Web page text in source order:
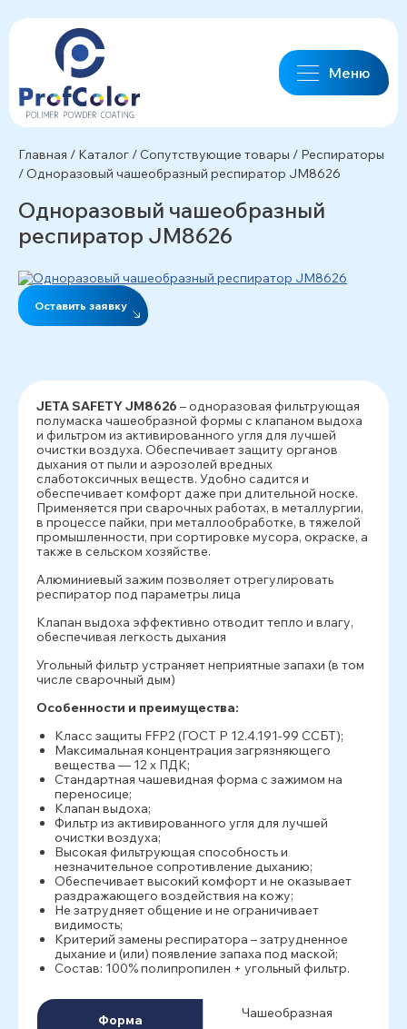
Меню
Главная / Каталог / Сопутствующие товары / Респираторы
/ Одноразовый чашеобразный респиратор JM8626
Одноразовый чашеобразный
респиратор JM8626
Оставить заявку
JETA SAFETY JM8626 – одноразовая фильтрующая
полумаска чашеобразной формы с клапаном выдоха
и фильтром из активированного угля для лучшей
очистки воздуха. Обеспечивает защиту органов
дыхания от пыли и аэрозолей вредных
слаботоксичных веществ. Удобно садится и
обеспечивает комфорт даже при длительной носке.
Применяется при сварочных работах, в металлургии,
в процессе пайки, при металлообработке, в тяжелой
промышленности, при сортировке мусора, окраске, а
также в сельском хозяйстве.
Алюминиевый зажим позволяет отрегулировать
респиратор под параметры лица
Клапан выдоха эффективно отводит тепло и влагу,
обеспечивая легкость дыхания
Угольный фильтр устраняет неприятные запахи (в том
числе сварочный дым)
Особенности и преимущества:
Класс защиты FFP2 (ГОСТ Р 12.4.191-99 ССБТ);
Максимальная концентрация загрязняющего
вещества — 12 x ПДК;
Стандартная чашевидная форма с зажимом на
переносице;
Клапан выдоха;
Фильтр из активированного угля для лучшей
очистки воздуха;
Высокая фильтрующая способность и
незначительное сопротивление дыханию;
Обеспечивает высокий комфорт и не оказывает
раздражающего воздействия на кожу;
Не затрудняет общение и не ограничивает
видимость;
Критерий замены респиратора – затрудненное
дыхание и (или) появление запаха под маской;
Состав: 100% полипропилен + угольный фильтр.
Форма Чашеобразная